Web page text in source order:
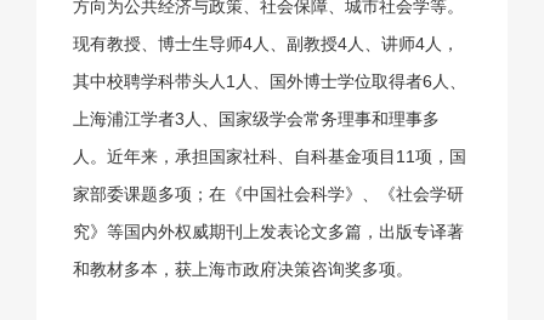
方向为公共经济与政策、社会保障、城市社会学等。
现有教授、博士生导师4人、副教授4人、讲师4人，
其中校聘学科带头人1人、国外博士学位取得者6人、
上海浦江学者3人、国家级学会常务理事和理事多
人。近年来，承担国家社科、自科基金项目11项，国
家部委课题多项；在《中国社会科学》、《社会学研
究》等国内外权威期刊上发表论文多篇，出版专译著
和教材多本，获上海市政府决策咨询奖多项。